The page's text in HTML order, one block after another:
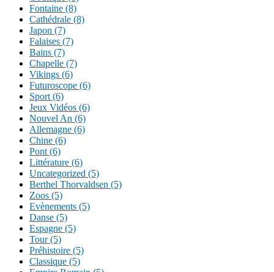
Fontaine (8)
Cathédrale (8)
Japon (7)
Falaises (7)
Bains (7)
Chapelle (7)
Vikings (6)
Futuroscope (6)
Sport (6)
Jeux Vidéos (6)
Nouvel An (6)
Allemagne (6)
Chine (6)
Pont (6)
Littérature (6)
Uncategorized (5)
Berthel Thorvaldsen (5)
Zoos (5)
Evènements (5)
Danse (5)
Espagne (5)
Tour (5)
Préhistoire (5)
Classique (5)